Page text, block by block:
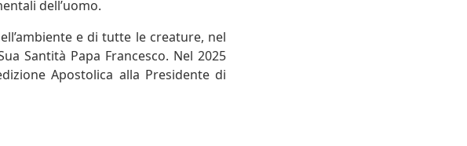
dell’uomo.
e di tutte le creature, nel
Santità Papa Francesco. Nel 2025
Apostolica alla Presidente di